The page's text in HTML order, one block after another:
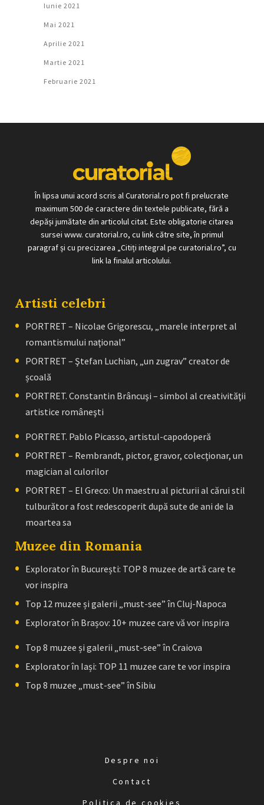
Iunie 2021
Mai 2021
Aprilie 2021
Martie 2021
Februarie 2021
În lipsa unui acord scris al Curatorial.ro pot fi prelucrate
maximum 500 de caractere din textele publicate, fără a
depăși jumătate din articolul citat. Este obligatorie citarea
sursei www. curatorial.ro, cu link către site, în primul
paragraf și cu precizarea „Citiți integral pe curatorial.ro”, cu
link la finalul articolului.
Artisti celebri
PORTRET – Nicolae Grigorescu, „marele interpret al
romantismului naţional”
PORTRET – Ştefan Luchian, „un zugrav” creator de
școală
PORTRET. Constantin Brâncuşi – simbol al creativităţii
artistice româneşti
PORTRET. Pablo Picasso, artistul-capodoperă
PORTRET – Rembrandt, pictor, gravor, colecţionar, un
magician al culorilor
PORTRET – El Greco: Un maestru al picturii al cărui stil
tulburător a fost redescoperit după sute de ani de la
moartea sa
Muzee din Romania
Explorator în București: TOP 8 muzee de artă care te
vor inspira
Top 12 muzee și galerii „must-see” în Cluj-Napoca
Explorator în Brașov: 10+ muzee care vă vor inspira
Top 8 muzee și galerii „must-see” în Craiova
Explorator în Iași: TOP 11 muzee care te vor inspira
Top 8 muzee „must-see” în Sibiu
Despre noi
Contact
Politica de cookies